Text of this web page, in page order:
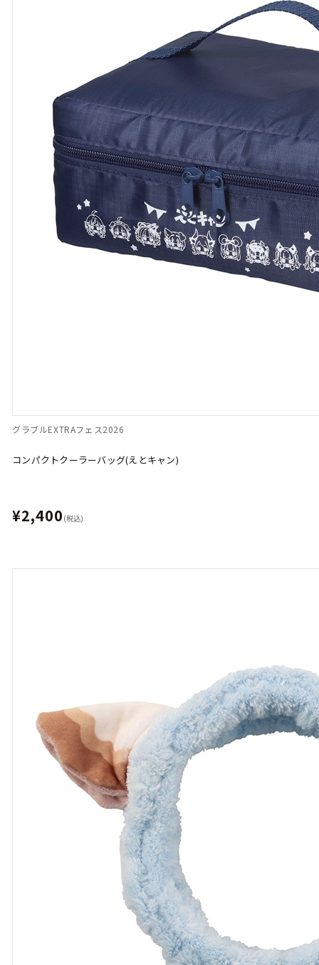
グラブルEXTRAフェス2026
コンパクトクーラーバッグ(えとキャン)
¥2,400 (税込)